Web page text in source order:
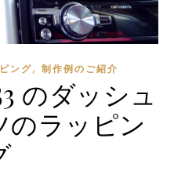
ング, 制作例のご紹介
のダッシュ
のラッピン